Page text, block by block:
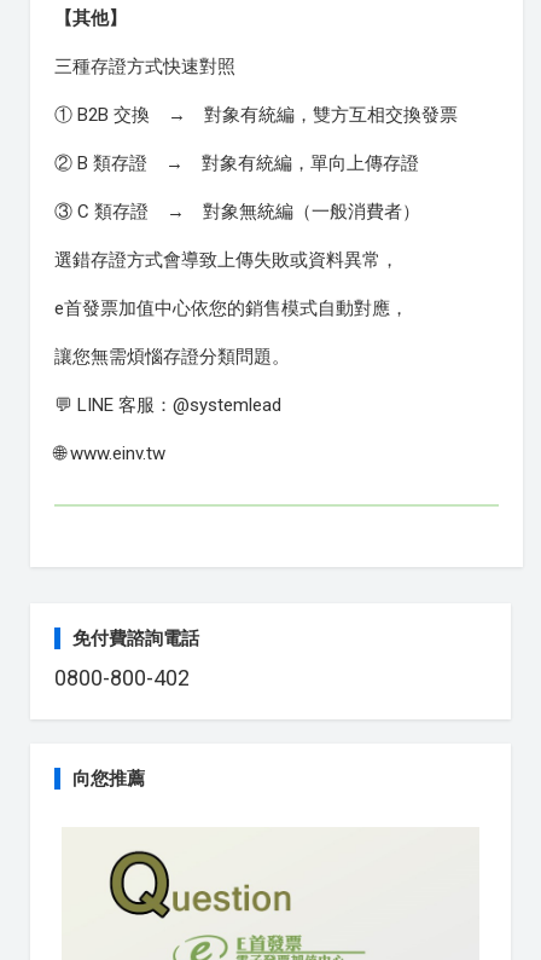
【其他】
三種存證方式快速對照
① B2B 交換 → 對象有統編，雙方互相交換發票
② B 類存證 → 對象有統編，單向上傳存證
③ C 類存證 → 對象無統編（一般消費者）
選錯存證方式會導致上傳失敗或資料異常，
e首發票加值中心依您的銷售模式自動對應，
讓您無需煩惱存證分類問題。
💬 LINE 客服：@systemlead
🌐 www.einv.tw
免付費諮詢電話
0800-800-402
向您推薦